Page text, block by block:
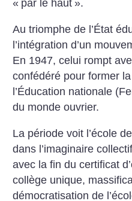
« par le haut ».
Au triomphe de l’État
l’intégration d’un
En 1947, celui rompt
confédéré pour former
l’Éducation nationale
du monde ouvrier.
La période voit l’école
dans l’imaginaire
avec la fin du certificat
collège unique,
démocratisation de